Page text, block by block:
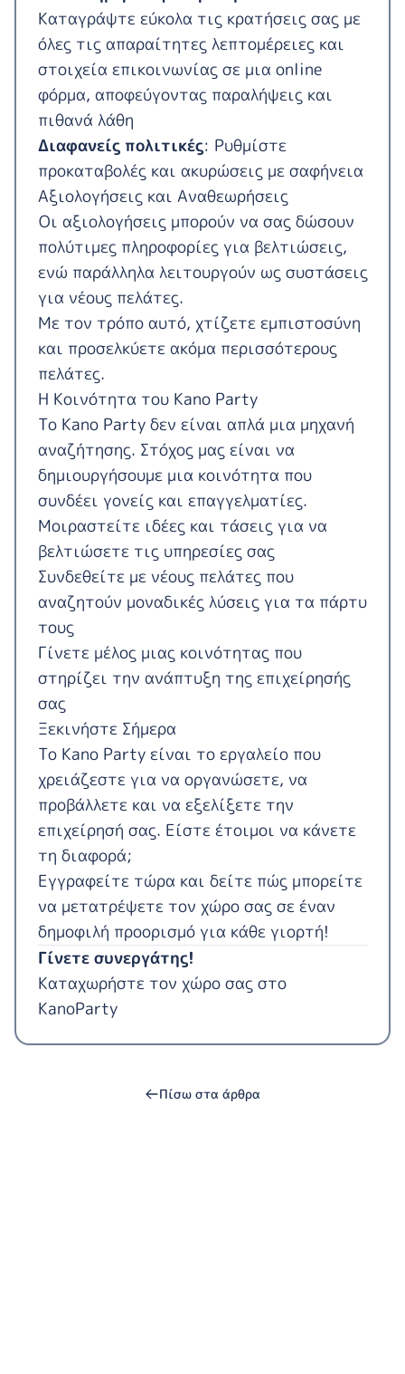
Καταγράψτε εύκολα τις κρατήσεις σας με
όλες τις απαραίτητες λεπτομέρειες και
στοιχεία επικοινωνίας σε μια online
φόρμα, αποφεύγοντας παραλήψεις και
πιθανά λάθη
Διαφανείς πολιτικές: Ρυθμίστε
προκαταβολές και ακυρώσεις με σαφήνεια
Αξιολογήσεις και Αναθεωρήσεις
Οι αξιολογήσεις μπορούν να σας δώσουν
πολύτιμες πληροφορίες για βελτιώσεις,
ενώ παράλληλα λειτουργούν ως συστάσεις
για νέους πελάτες.
Με τον τρόπο αυτό, χτίζετε εμπιστοσύνη
και προσελκύετε ακόμα περισσότερους
πελάτες.
Η Κοινότητα του Kano Party
Το Kano Party δεν είναι απλά μια μηχανή
αναζήτησης. Στόχος μας είναι να
δημιουργήσουμε μια κοινότητα που
συνδέει γονείς και επαγγελματίες.
Μοιραστείτε ιδέες και τάσεις για να
βελτιώσετε τις υπηρεσίες σας
Συνδεθείτε με νέους πελάτες που
αναζητούν μοναδικές λύσεις για τα πάρτυ
τους
Γίνετε μέλος μιας κοινότητας που
στηρίζει την ανάπτυξη της επιχείρησής
σας
Ξεκινήστε Σήμερα
Το Kano Party είναι το εργαλείο που
χρειάζεστε για να οργανώσετε, να
προβάλλετε και να εξελίξετε την
επιχείρησή σας. Είστε έτοιμοι να κάνετε
τη διαφορά;
Εγγραφείτε τώρα και δείτε πώς μπορείτε
να μετατρέψετε τον χώρο σας σε έναν
δημοφιλή προορισμό για κάθε γιορτή!
Γίνετε συνεργάτης!
Καταχωρήστε τον χώρο σας στο
KanoParty
Πίσω στα άρθρα